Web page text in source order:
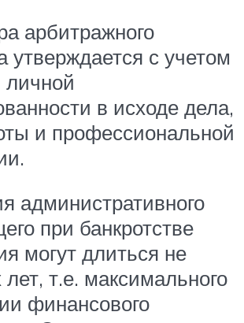
арбитражного
утверждается с учетом
личной
в исходе дела,
и профессиональной
административного
при банкротстве
могут длиться не
т.е. максимального
финансового